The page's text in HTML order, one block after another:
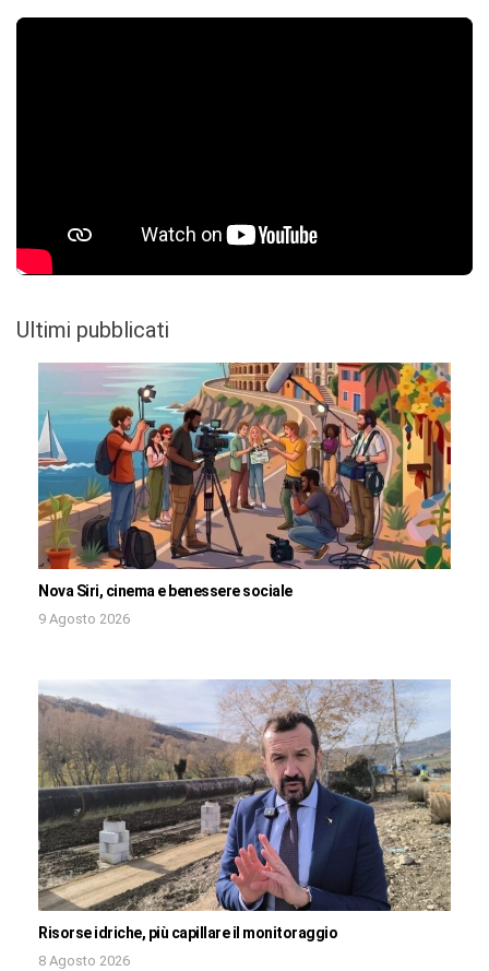
Ultimi pubblicati
Nova Siri, cinema e benessere sociale
9 Agosto 2026
Risorse idriche, più capillare il monitoraggio
8 Agosto 2026